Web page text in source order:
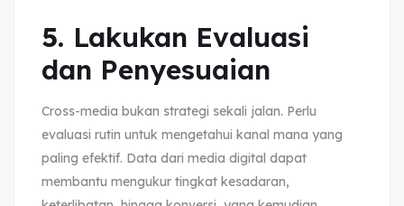
5. Lakukan Evaluasi
dan Penyesuaian
Cross-media bukan strategi sekali jalan. Perlu
evaluasi rutin untuk mengetahui kanal mana yang
paling efektif. Data dari media digital dapat
membantu mengukur tingkat kesadaran,